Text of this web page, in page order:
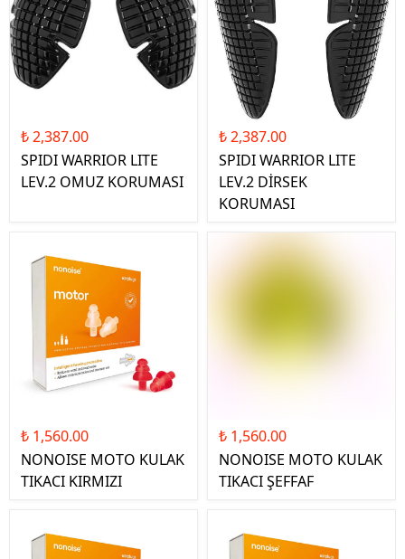
₺ 2,387.00
SPIDI WARRIOR LITE
LEV.2 OMUZ KORUMASI
₺ 2,387.00
SPIDI WARRIOR LITE
LEV.2 DİRSEK
KORUMASI
₺ 1,560.00
NONOISE MOTO KULAK
TIKACI KIRMIZI
₺ 1,560.00
NONOISE MOTO KULAK
TIKACI ŞEFFAF